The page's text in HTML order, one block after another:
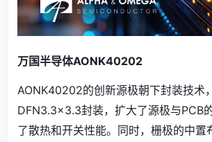
万国半导体AONK40202
AONK40202的创新源极朝下封装技术
DFN3.3×3.3封装，扩大了源极与PCB
了散热和开关性能。同时，栅极的中置